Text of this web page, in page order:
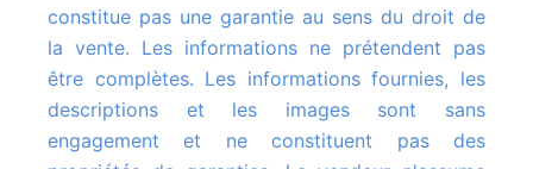
constitue pas une garantie au sens du droit de
la vente. Les informations ne prétendent pas
être complètes. Les informations fournies, les
descriptions et les images sont sans
engagement et ne constituent pas des